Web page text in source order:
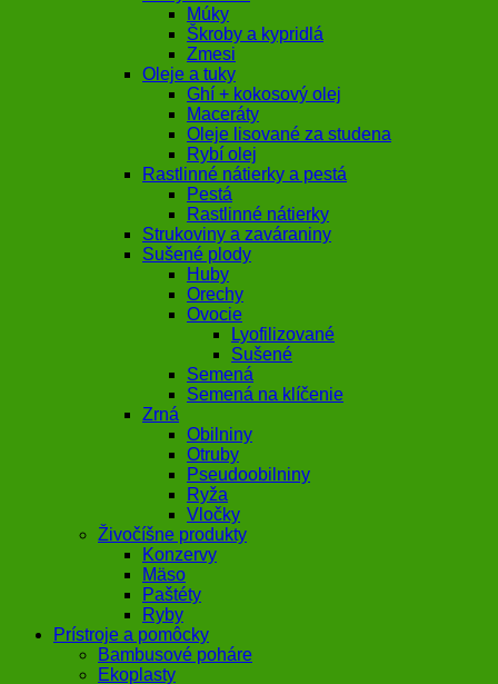
Múky
Škroby a kypridlá
Zmesi
Oleje a tuky
Ghí + kokosový olej
Maceráty
Oleje lisované za studena
Rybí olej
Rastlinné nátierky a pestá
Pestá
Rastlinné nátierky
Strukoviny a zaváraniny
Sušené plody
Huby
Orechy
Ovocie
Lyofilizované
Sušené
Semená
Semená na klíčenie
Zrná
Obilniny
Otruby
Pseudoobilniny
Ryža
Vločky
Živočíšne produkty
Konzervy
Mäso
Paštéty
Ryby
Prístroje a pomôcky
Bambusové poháre
Ekoplasty